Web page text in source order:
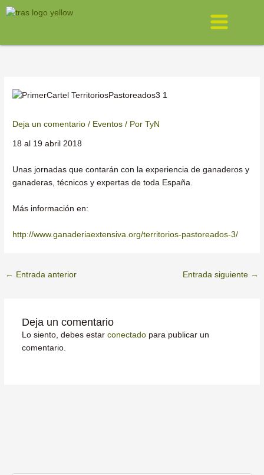
Deja un comentario / Eventos / PorTyN
18 al 19 abril 2018
Unas jornadas que contarán con la experiencia de ganaderos y
ganaderas, técnicos y expertas de toda España.
Más información en:
http://www.ganaderiaextensiva.org/territorios-pastoreados-3/
← Entrada anterior Entrada siguiente →
Deja un comentario
Lo siento, debes estar conectadopara publicar un
comentario.